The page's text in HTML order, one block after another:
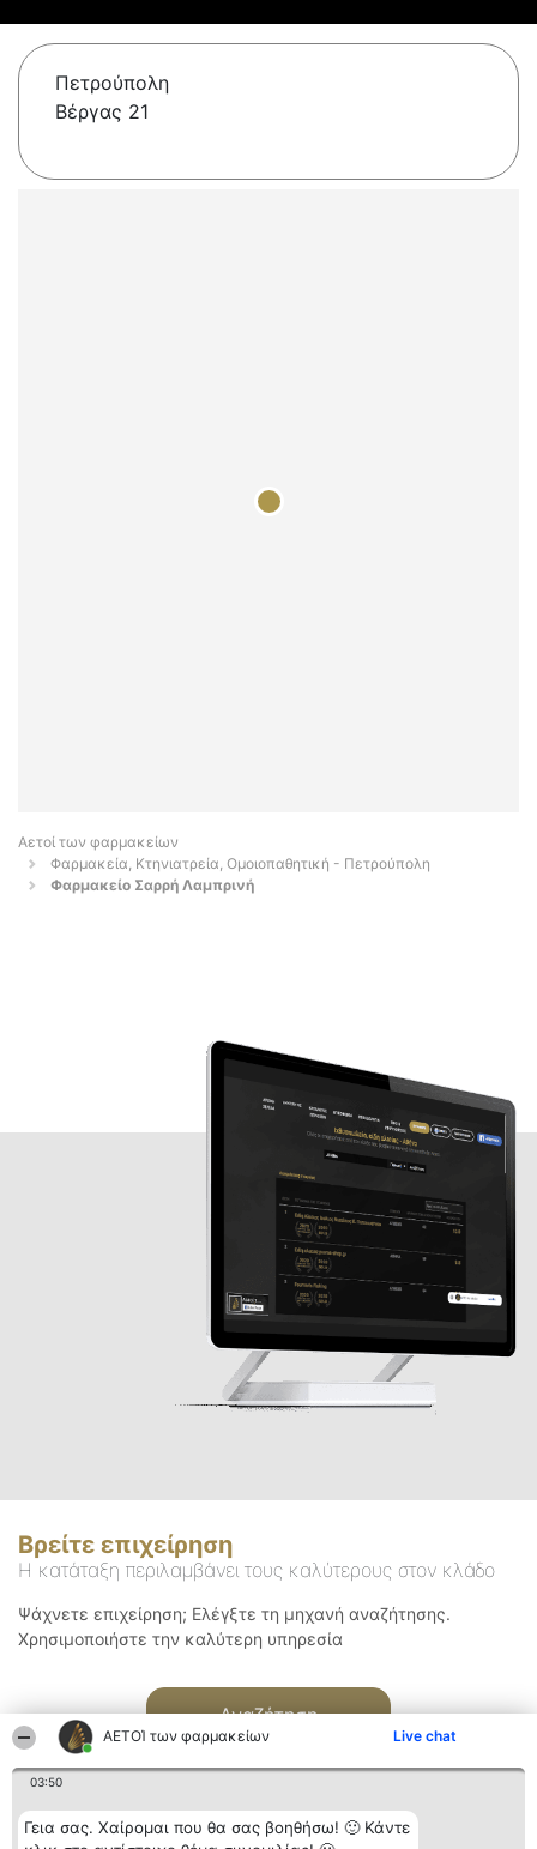
ΑΕΤΟΊ των φαρμακείων Live chat
03:50
Γεια σας. Χαίρομαι που θα σας βοηθήσω! 🙂 Κάντε
Πετρούπολη
Βέργας 21
Αετοί των φαρμακείων
Φαρμακεία, Κτηνιατρεία, Ομοιοπαθητική - Πετρούπολη
Φαρμακείο Σαρρή Λαμπρινή
Βρείτε επιχείρηση
Η κατάταξη περιλαμβάνει τους καλύτερους στον κλάδο
Ψάχνετε επιχείρηση; Ελέγξτε τη μηχανή αναζήτησης.
Χρησιμοποιήστε την καλύτερη υπηρεσία
Αναζήτηση